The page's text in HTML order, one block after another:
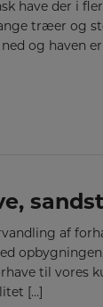
have der i
træer og
og haven
af
til vores
[…]